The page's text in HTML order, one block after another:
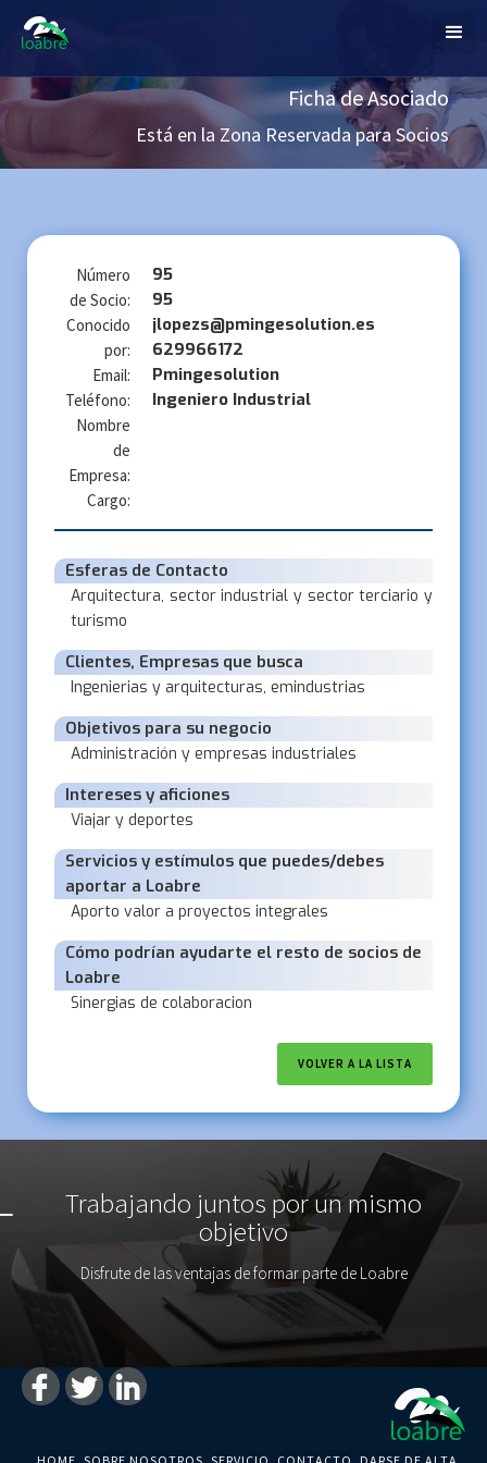
Ficha de Asociado
Está en la Zona Reservada para Socios
Número
de Socio:
Conocido
por:
Email:
Teléfono:
Nombre
de
Empresa:
Cargo:
95
95
jlopezs@pmingesolution.es
629966172
Pmingesolution
Ingeniero Industrial
Esferas de Contacto
Arquitectura, sector industrial y sector terciario y
turismo
Clientes, Empresas que busca
Ingenierias y arquitecturas, emindustrias
Objetivos para su negocio
Administración y empresas industriales
Intereses y aficiones
Viajar y deportes
Servicios y estímulos que puedes/debes
aportar a Loabre
Aporto valor a proyectos integrales
Cómo podrían ayudarte el resto de socios de
Loabre
Sinergias de colaboracion
VOLVER A LA LISTA
Trabajando juntos por un mismo
objetivo
Disfrute de las ventajas de formar parte de Loabre